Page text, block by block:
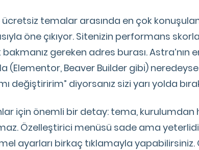
temalar arasında en çok
öne çıkıyor. Sitenizin performans
gereken adres burası. Astra’nın
(Elementor, Beaver Builder gibi) neredeyse
değiştiririm” diyorsanız sizi yarı yolda
için önemli bir detay: tema, kurulumdan
Özelleştirici menüsü sade ama
ayarları birkaç tıklamayla yapabilirsiniz.